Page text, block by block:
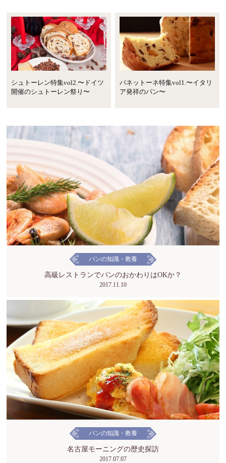
シュトーレン特集vol2.〜ドイツ
開催のシュトーレン祭り〜
パネットーネ特集vol1.〜イタリ
ア発祥のパン〜
パンの知識・教養
高級レストランでパンのおかわりはOKか？
2017.11.10
パンの知識・教養
名古屋モーニングの歴史探訪
2017.07.07